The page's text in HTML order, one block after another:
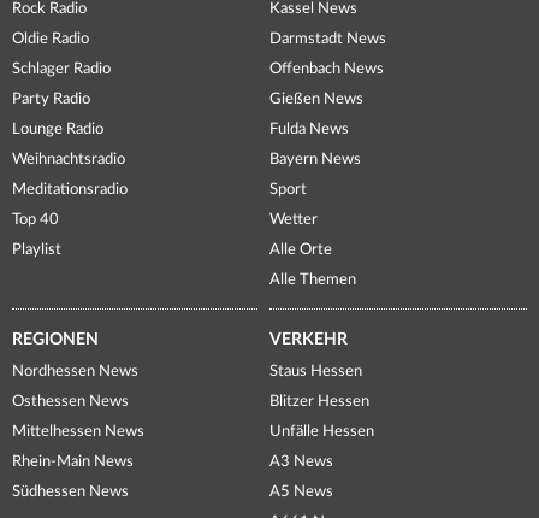
Rock Radio
Oldie Radio
Schlager Radio
Party Radio
Lounge Radio
Weihnachtsradio
Meditationsradio
Top 40
Playlist
Kassel News
Darmstadt News
Offenbach News
Gießen News
Fulda News
Bayern News
Sport
Wetter
Alle Orte
Alle Themen
REGIONEN
Nordhessen News
Osthessen News
Mittelhessen News
Rhein-Main News
Südhessen News
VERKEHR
Staus Hessen
Blitzer Hessen
Unfälle Hessen
A3 News
A5 News